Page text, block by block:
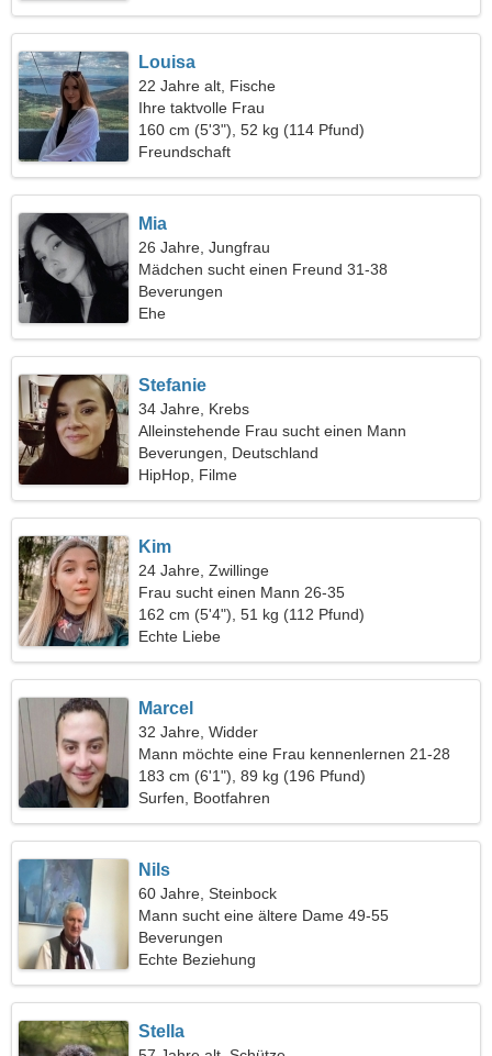
Louisa
22 Jahre alt, Fische
Ihre taktvolle Frau
160 cm (5'3"), 52 kg (114 Pfund)
Freundschaft
Mia
26 Jahre, Jungfrau
Mädchen sucht einen Freund 31-38
Beverungen
Ehe
Stefanie
34 Jahre, Krebs
Alleinstehende Frau sucht einen Mann
Beverungen, Deutschland
HipHop, Filme
Kim
24 Jahre, Zwillinge
Frau sucht einen Mann 26-35
162 cm (5'4"), 51 kg (112 Pfund)
Echte Liebe
Marcel
32 Jahre, Widder
Mann möchte eine Frau kennenlernen 21-28
183 cm (6'1"), 89 kg (196 Pfund)
Surfen, Bootfahren
Nils
60 Jahre, Steinbock
Mann sucht eine ältere Dame 49-55
Beverungen
Echte Beziehung
Stella